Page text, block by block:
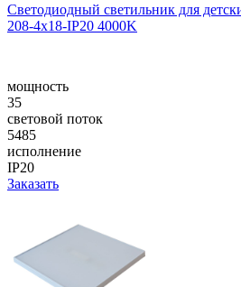
Светодиодный светильник для
208-4x18-IP20 4000K
мощность
35
световой поток
5485
исполнение
IP20
Заказать